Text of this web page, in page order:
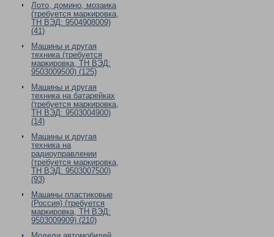
Лото, домино, мозаика
(требуется маркировка,
ТН ВЭД: 9504908009)
(41)
Машины и другая
техника (требуется
маркировка, ТН ВЭД:
9503009500) (125)
Машины и другая
техника на батарейках
(требуется маркировка,
ТН ВЭД: 9503004900)
(14)
Машины и другая
техника на
радиоуправлении
(требуется маркировка,
ТН ВЭД: 9503007500)
(93)
Машины пластиковые
(Россия) (требуется
маркировка, ТН ВЭД:
9503009909) (210)